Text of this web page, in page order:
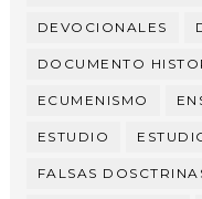
DEVOCIONALES
DOCUMENTO
ECUMENISMO
ESTUDIO
FALSAS